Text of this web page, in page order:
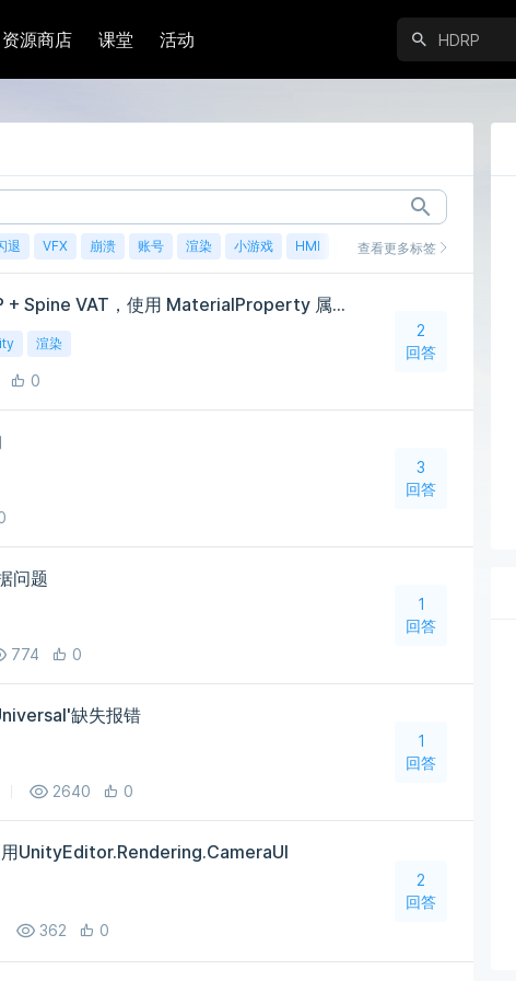
资源商店 课堂 活动
退 VFX 崩溃 账号 渲染 小游戏 HMI 鸿蒙查看更多标签
Unity Entities1.0.16 + URP + Spine VAT，使用 MaterialProperty 属性不传递
渲染
0
2
回答
3
回答
问题
774 0
1
回答
缺失报错
2640 0
1
回答
UnityEditor.Rendering.CameraUI
362 0
2
回答